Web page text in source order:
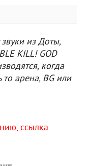
из Доты,
KILL! GOD
когда
арена, BG или
ссылка